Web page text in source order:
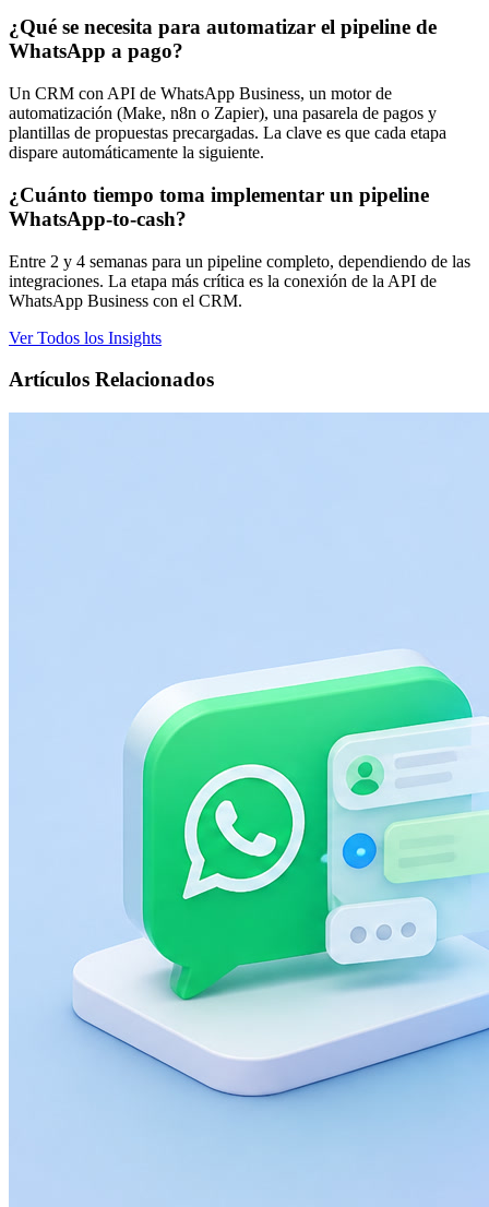
¿Qué se necesita para automatizar el pipeline de
WhatsApp a pago?
Un CRM con API de WhatsApp Business, un motor de
automatización (Make, n8n o Zapier), una pasarela de pagos y
plantillas de propuestas precargadas. La clave es que cada etapa
dispare automáticamente la siguiente.
¿Cuánto tiempo toma implementar un pipeline
WhatsApp-to-cash?
Entre 2 y 4 semanas para un pipeline completo, dependiendo de las
integraciones. La etapa más crítica es la conexión de la API de
WhatsApp Business con el CRM.
Ver Todos los Insights
Artículos Relacionados